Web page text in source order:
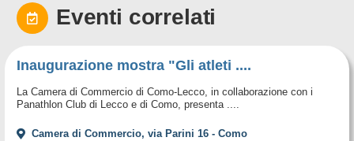
Eventi correlati
Inaugurazione mostra "Gli atleti ....
La Camera di Commercio di Como-Lecco, in collaborazione con i
Panathlon Club di Lecco e di Como, presenta ....
Camera di Commercio, via Parini 16 - Como